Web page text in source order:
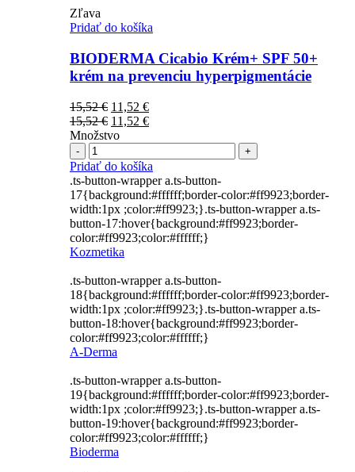
Zľava
Pridať do košíka
BIODERMA Cicabio Krém+ SPF 50+
krém na prevenciu hyperpigmentácie
15,52€ Pôvodná
cena
bola:
11,52 €Aktuálna
cena
15,52€ Pôvodná
cena
15,52 €.
11,52 €Aktuálna
11,52 €.
Množstvo
Počet
Pridať do košíka
.ts-button-wrapper a.ts-button-
17{background:#ffffff;border-color:#ff9923;border-
width:1px ;color:#ff9923;}.ts-button-wrapper a.ts-
button-17:hover{background:#ff9923;border-
color:#ff9923;color:#ffffff;}
Kozmetika
.ts-button-wrapper a.ts-button-
18{background:#ffffff;border-color:#ff9923;border-
width:1px ;color:#ff9923;}.ts-button-wrapper a.ts-
button-18:hover{background:#ff9923;border-
color:#ff9923;color:#ffffff;}
A-Derma
.ts-button-wrapper a.ts-button-
19{background:#ffffff;border-color:#ff9923;border-
width:1px ;color:#ff9923;}.ts-button-wrapper a.ts-
button-19:hover{background:#ff9923;border-
color:#ff9923;color:#ffffff;}
Bioderma